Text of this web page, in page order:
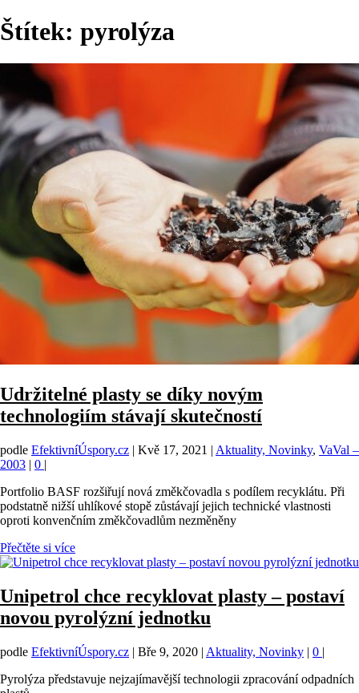
Štítek: pyrolýza
Udržitelné plasty se díky novým
technologiím stávají skutečností
podle EfektivníÚspory.cz | Kvě 17, 2021 | Aktuality, Novinky, VaVal –
2003 | 0 |
Portfolio BASF rozšiřují nová změkčovadla s podílem recyklátu. Při
podstatně nižší uhlíkové stopě zůstávají jejich technické vlastnosti
oproti konvenčním změkčovadlům nezměněny
Přečtěte si více
Unipetrol chce recyklovat plasty – postaví
novou pyrolýzní jednotku
podle EfektivníÚspory.cz | Bře 9, 2020 | Aktuality, Novinky | 0 |
Pyrolýza představuje nejzajímavější technologii zpracování odpadních